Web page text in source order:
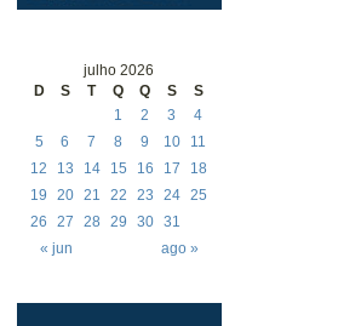
julho 2026
D
S T Q Q S S
« jun ago »
1 2 3
4
5
6 7 8 9 10
11
12
13 14 15 16 17
18
19
20 21 22 23 24 25
26
27 28 29 30 31